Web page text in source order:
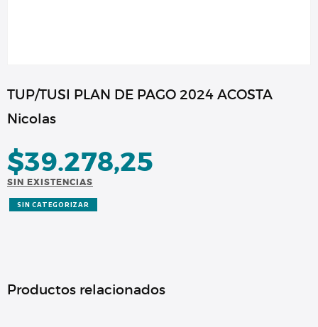
TUP/TUSI PLAN DE PAGO 2024 ACOSTA
Nicolas
$39.278,25
SIN EXISTENCIAS
SIN CATEGORIZAR
Productos relacionados